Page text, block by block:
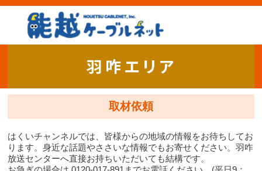
取材依頼
はくいチャンネルでは、皆様からの地域の情報をお待ちしてお
ります。身近な話題やささいな情報でもお寄せください。羽咋
放送センターへ直接お持ちいただいても結構です。